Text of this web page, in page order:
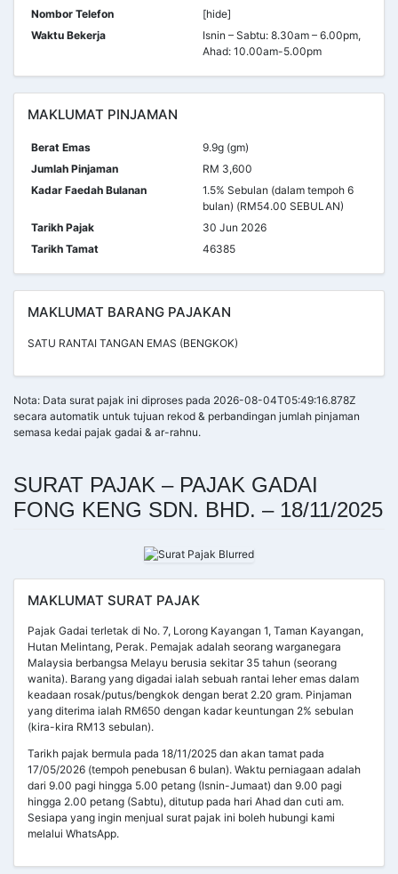
Nombor Telefon
[hide]
Waktu Bekerja
Isnin – Sabtu: 8.30am – 6.00pm,
Ahad: 10.00am-5.00pm
MAKLUMAT PINJAMAN
Berat Emas
9.9g (gm)
Jumlah Pinjaman
RM 3,600
Kadar Faedah Bulanan
1.5% Sebulan (dalam tempoh 6
bulan) (RM54.00 SEBULAN)
Tarikh Pajak
30 Jun 2026
Tarikh Tamat
46385
MAKLUMAT BARANG PAJAKAN
SATU RANTAI TANGAN EMAS (BENGKOK)
Nota: Data surat pajak ini diproses pada 2026-08-04T05:49:16.878Z
secara automatik untuk tujuan rekod & perbandingan jumlah pinjaman
semasa kedai pajak gadai & ar-rahnu.
SURAT PAJAK – PAJAK GADAI
FONG KENG SDN. BHD. – 18/11/2025
MAKLUMAT SURAT PAJAK
Pajak Gadai terletak di No. 7, Lorong Kayangan 1, Taman Kayangan,
Hutan Melintang, Perak. Pemajak adalah seorang warganegara
Malaysia berbangsa Melayu berusia sekitar 35 tahun (seorang
wanita). Barang yang digadai ialah sebuah rantai leher emas dalam
keadaan rosak/putus/bengkok dengan berat 2.20 gram. Pinjaman
yang diterima ialah RM650 dengan kadar keuntungan 2% sebulan
(kira-kira RM13 sebulan).
Tarikh pajak bermula pada 18/11/2025 dan akan tamat pada
17/05/2026 (tempoh penebusan 6 bulan). Waktu perniagaan adalah
dari 9.00 pagi hingga 5.00 petang (Isnin-Jumaat) dan 9.00 pagi
hingga 2.00 petang (Sabtu), ditutup pada hari Ahad dan cuti am.
Sesiapa yang ingin menjual surat pajak ini boleh hubungi kami
melalui WhatsApp.